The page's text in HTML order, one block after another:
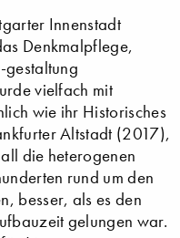
Innenstadt
Denkmalpflege,
vielfach mit
wie ihr Historisches
Altstadt (2017),
die heterogenen
rund um den
besser, als es den
gelungen war.